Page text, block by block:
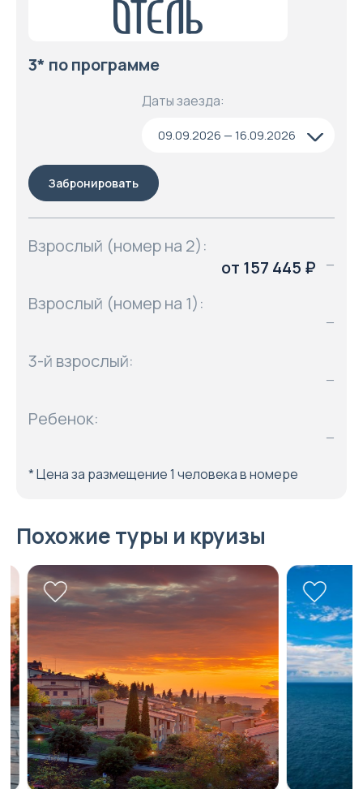
3* по программе
Даты заезда:
09.09.2026 — 16.09.2026
Забронировать
Взрослый (номер на 2):
от 157 445 ₽
—
Взрослый (номер на 1):
—
3-й взрослый:
—
Ребенок:
—
* Цена за размещение 1 человека в номере
Похожие туры и круизы